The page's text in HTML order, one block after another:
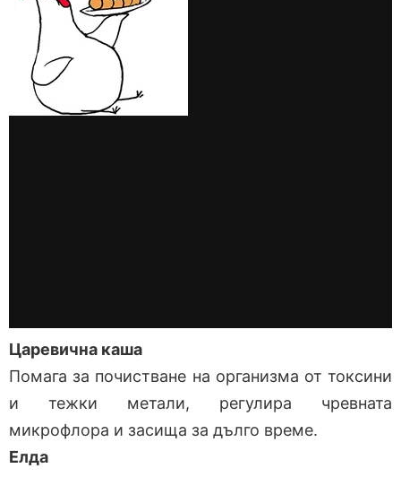
Царевична каша
Помага за почистване на организма от токсини
и тежки метали, регулира чревната
микрофлора и засища за дълго време.
Елда